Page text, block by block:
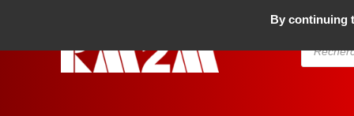
By continuing